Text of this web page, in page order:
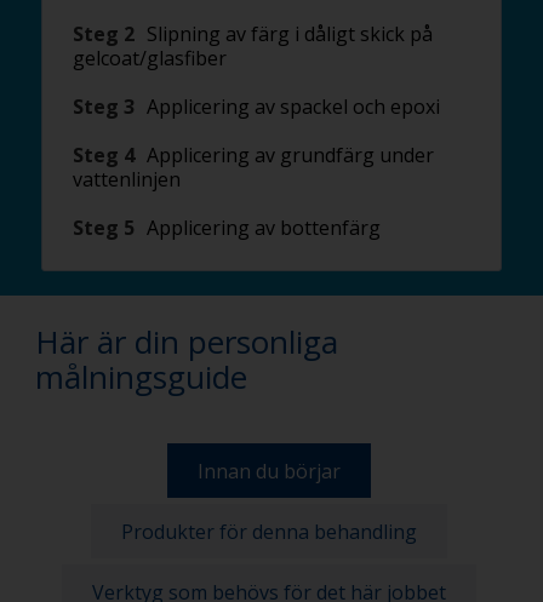
Steg 2 Slipning av färg i dåligt skick på
gelcoat/glasfiber
Steg 3 Applicering av spackel och epoxi
Steg 4 Applicering av grundfärg under
vattenlinjen
Steg 5 Applicering av bottenfärg
Här är din personliga
målningsguide
Innan du börjar
Produkter för denna behandling
Verktyg som behövs för det här jobbet